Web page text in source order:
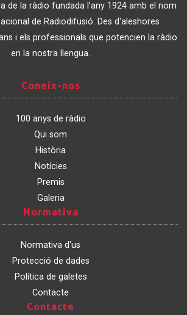
de la ràdio fundada l’any 1924 amb el nom
de Radiodifusió. Des d'aleshores
i els professionals que potencien la ràdio
en la nostra llengua.
Coneix-nos
100 anys de ràdio
Qui som
Història
Notícies
Premis
Galeria
Normativa
Normativa d'us
Protecció de dades
Política de galetes
Contacte
Contacte